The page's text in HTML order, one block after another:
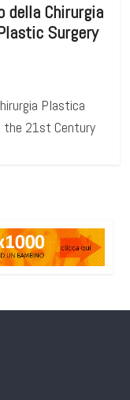
della Chirurgia
Surgery
Plastica
the 21st Century